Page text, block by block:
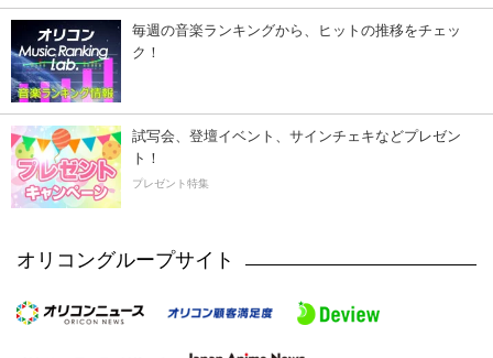
毎週の音楽ランキングから、ヒットの推移をチェッ
ク！
試写会、登壇イベント、サインチェキなどプレゼン
ト！
プレゼント特集
オリコングループサイト